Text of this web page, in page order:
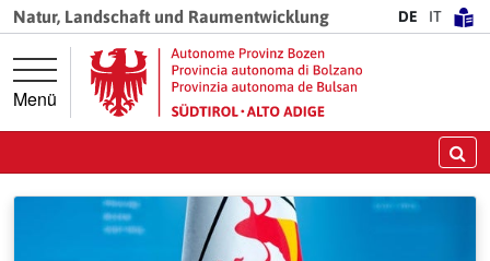
Springe direkt zur Hauptnavigation
Springe direkt zum Inhalt
Natur, Landschaft und Raumentwicklung DE IT
Menü